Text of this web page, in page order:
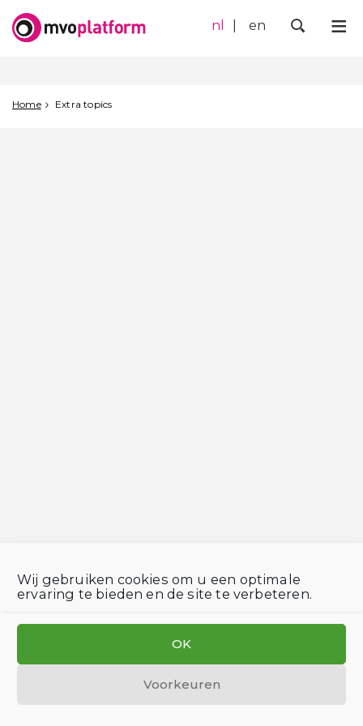
Wij gebruiken cookies om u een optimale
ervaring te bieden en de site te verbeteren.
OK
Voorkeuren
nl en
Home Extra topics